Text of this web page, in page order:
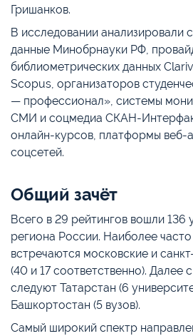
Гришанков.
В исследовании анализировали
данные Минобрнауки РФ,
библиометрических данных
Scopus, организаторов
— профессионал», системы
СМИ и соцмедиа СКАН-
онлайн-курсов, платформы веб-
соцсетей.
Общий зачёт
Всего в 29 рейтингов вошли 136
региона России. Наиболее
встречаются московские и
(40 и 17 соответственно). Далее
следуют Татарстан (6
Башкортостан (5 вузов).
Самый широкий спектр